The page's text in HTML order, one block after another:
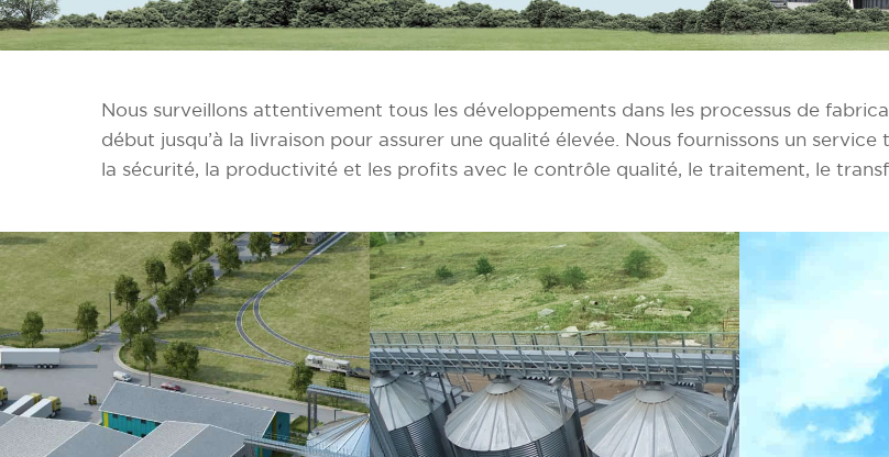
Nous surveillons attentivement tous les développements dans les processus de
début jusqu’à la livraison pour assurer une qualité élevée. Nous fournissons un
la sécurité, la productivité et les profits avec le contrôle qualité, le traitement, le